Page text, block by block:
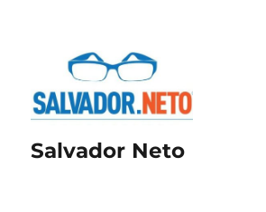
Salvador Neto